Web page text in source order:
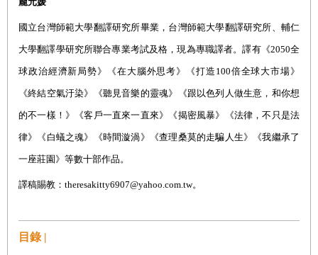
國立台灣師範大學翻譯研究所畢業，台灣師範大學翻譯研究所、輔仁
大學翻譯學研究所聯合專業考試及格，現為專職譯者。譯有《2050全
球政治經濟新局勢》《在大腦外思考》《打造 100倍全球大市場》
《終結空氣汙染》《聽見音樂的靈魂》《跟以色列人做生意，和你想
的不一樣！》《客戶一直來一直來》《揭密風暴》《法律，不只是法
律》《白蟻之魂》《時間漩渦》《查理桑莫的走騙人生》《我繼承了
一座莊園》等數十部作品。
譯稿賜教： theresakitty6907@yahoo.com.tw。
目錄 |